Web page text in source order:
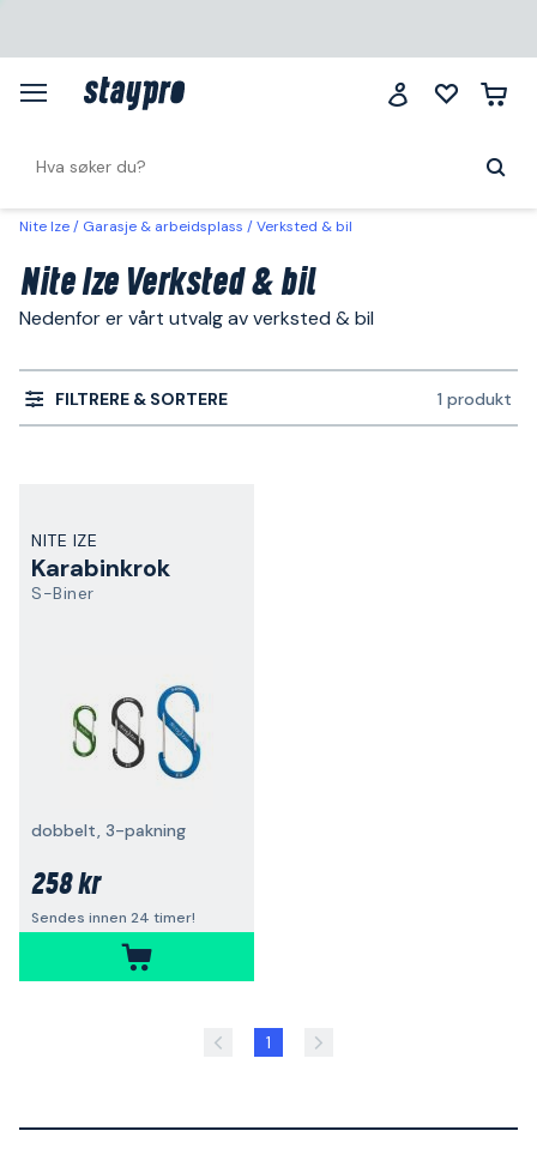
Nite Ize Garasje & arbeidsplass Verksted & bil
Nite Ize Verksted & bil
Nedenfor er vårt utvalg av verksted & bil
FILTRERE & SORTERE 1 produkt
NITE IZE
Karabinkrok
S-Biner
dobbelt, 3-pakning
258 kr
Sendes innen 24 timer!
1